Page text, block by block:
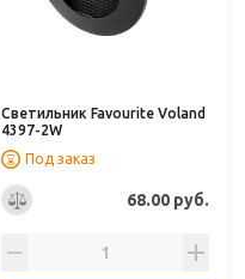
Светильник Favourite Voland
4397-2W
Под заказ
68.00 руб.